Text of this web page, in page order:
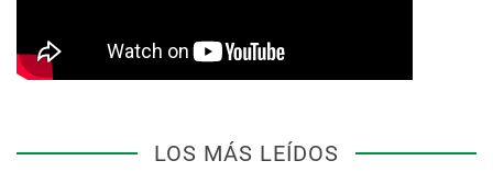
LOS MÁS LEÍDOS